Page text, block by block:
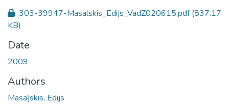
303-39947-Masalskis_Edijs_VadZ020615.pdf(837.17
KB)
Date
2009
Authors
Masaļskis, Edijs